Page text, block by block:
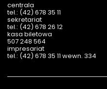
centrala
tel.: (42) 678 35 11
sekretariat
tel.: (42) 678 26 12
kasa biletowa
507 248 564
impresariat
tel.: (42) 678 35 11 wewn. 334